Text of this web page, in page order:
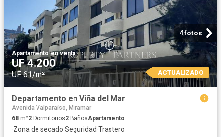
4 fotos
Apartamento·en venta
UF 4.200
UF 61/m² ACTUALIZADO
Departamento en Viña del Mar
Avenida Valparaíso, Miramar
68 m²2 Dormitorios2 BañosApartamento
·Zona de secado·Seguridad·Trastero